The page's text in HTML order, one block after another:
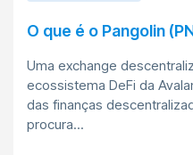
O que é o Pangolin
Uma exchange
ecossistema DeFi da
das finanças
procura...